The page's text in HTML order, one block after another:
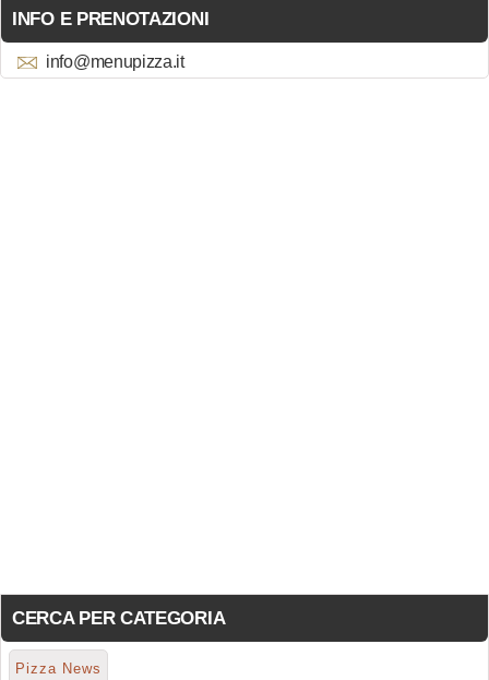
INFO E PRENOTAZIONI
info@menupizza.it
CERCA PER CATEGORIA
Pizza News